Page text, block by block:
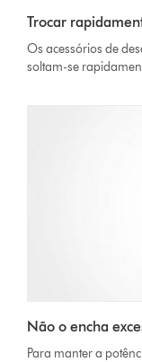
Trocar
Os acessórios de
soltam-se
Não o encha
Para manter a